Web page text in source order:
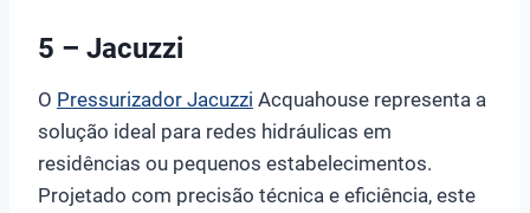
5 – Jacuzzi
O Pressurizador Jacuzzi Acquahouse representa a
solução ideal para redes hidráulicas em
residências ou pequenos estabelecimentos.
Projetado com precisão técnica e eficiência, este